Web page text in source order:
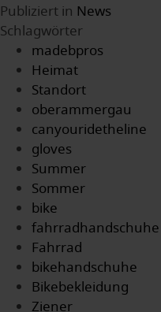
Publiziert in News
Schlagwörter
madebpros
Heimat
Standort
oberammergau
canyouridetheline
gloves
Summer
Sommer
bike
fahrradhandschuhe
Fahrrad
bikehandschuhe
Bikebekleidung
Ziener